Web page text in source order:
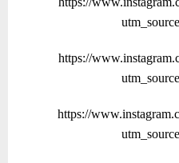
https://
https://